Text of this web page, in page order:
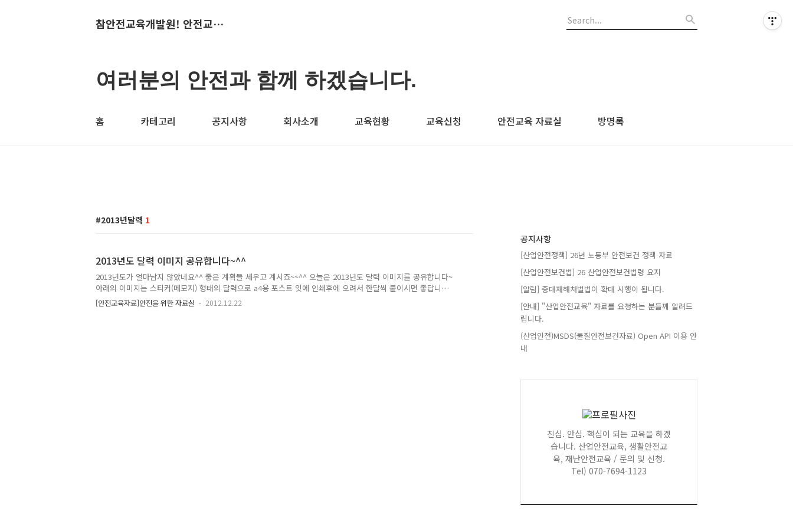
참안전교육개발원! 안전교육의 산실~
여러분의 안전과 함께 하겠습니다.
홈 카테고리 공지사항 회사소개 교육현황 교육신청 안전교육 자료실 방명록
2013년달력 1
2013년도 달력 이미지 공유합니다~^^
2013년도가 얼마남지 않았네요^^ 좋은 계획들 세우고 계시죠~~^^ 오늘은 2013년도 달력 이미지를 공유합니다~
아래의 이미지는 스티커(메모지) 형태의 달력으로 a4용 포스트 잇에 인쇄후에 오려서 한달씩 붙이시면 좋답니
다.^^ 다음은 접는형태로 탁상형 달력 이미지입니다. 일년내내 크리스마스 기분을 내시라고^^ 인쇄후에 반으로
접어서 탁상에 놓아두시면 됩니다.~~ 두 달력 이미지 모두 파일로 첨부되어 있답니다~
[안전교육자료]안전을 위한 자료실 2012.12.22
공지사항
[산업안전정책] 26년 노동부 안전보건 정책 자료
[산업안전보건법] 26 산업안전보건법령 요지
[알림] 중대재해처벌법이 확대 시행이 됩니다.
[안내] "산업안전교육" 자료를 요청하는 분들께 알려드
립니다.
(산업안전)MSDS(물질안전보건자료) Open API 이용 안
내
진심. 안심. 핵심이 되는 교육을 하겠
습니다. 산업안전교육, 생활안전교
육, 재난안전교육 / 문의 및 신청.
Tel) 070-7694-1123